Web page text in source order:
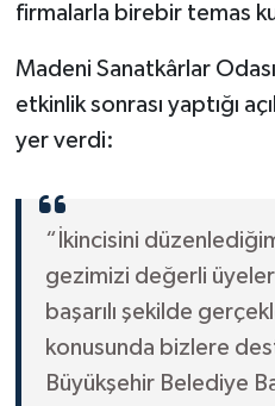
firmalarla birebir temas
Madeni Sanatkârlar
etkinlik sonrası yaptığı
yer verdi:
“İkincisini
gezimizi değerli
başarılı şekilde
konusunda bizlere
Büyükşehir Belediye